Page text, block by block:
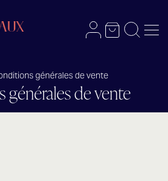
générales de vente
de vente